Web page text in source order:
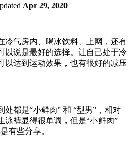
Apr 29, 2020
冷气房内、喝冰饮料、上网，还有
以说是最好的选择。让自己处于冷
以达到运动效果，也有很好的减压
都是“小鲜肉” 和 “型男”，相对
泳裤显得很单调，但是“小鲜肉”
有些分享。